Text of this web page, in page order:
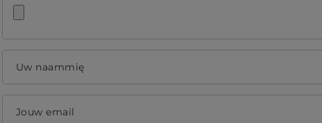
Uw naammię
Jouw email